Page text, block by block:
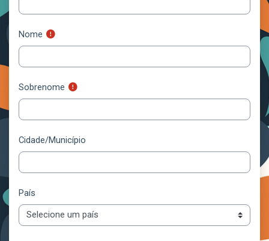
Nome
Sobrenome
Cidade/Município
País